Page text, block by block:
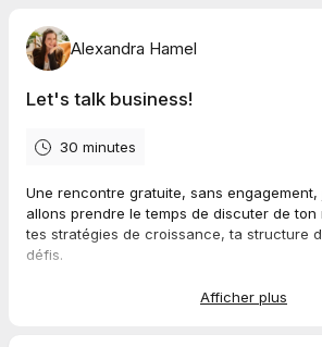
Alexandra Hamel
Let's talk business!
30 minutes
Une rencontre gratuite, sans engagement,
allons prendre le temps de discuter de
tes stratégies de croissance, ta structure
défis.
J'ai bien hâte d'en apprendre plus sur ta
Afficher plus